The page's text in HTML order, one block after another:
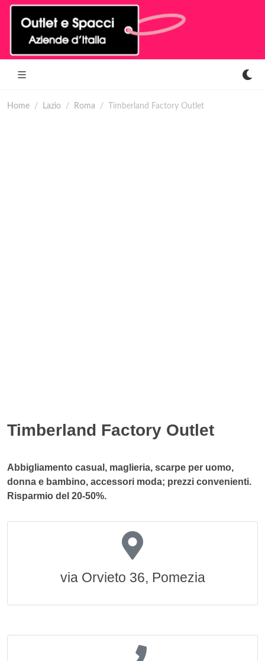
Home Lazio Roma Timberland Factory Outlet
Timberland Factory Outlet
Abbigliamento casual, maglieria, scarpe per uomo,
donna e bambino, accessori moda; prezzi convenienti.
Risparmio del 20-50%.
via Orvieto 36, Pomezia